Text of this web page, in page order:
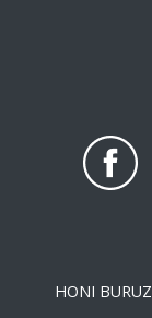
HONI BURUZ